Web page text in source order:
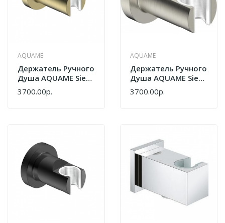
AQUAME
Держатель Ручного
Душа AQUAME Siena
AQM8722BG Золото
Шлифованное
3700.00р.
AQUAME
Держатель Ручного
Душа AQUAME Siena
AQM8722BN Никель
Шлифованный
3700.00р.